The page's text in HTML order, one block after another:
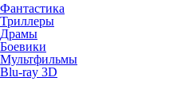
Фантастика
Триллеры
Драмы
Боевики
Мультфильмы
Blu-ray 3D